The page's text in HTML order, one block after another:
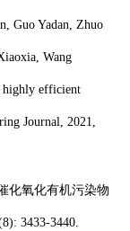
Guo Yadan, Zhuo
Wang
highly efficient
Journal , 2021,
化氧化有机污染物
3433-3440.